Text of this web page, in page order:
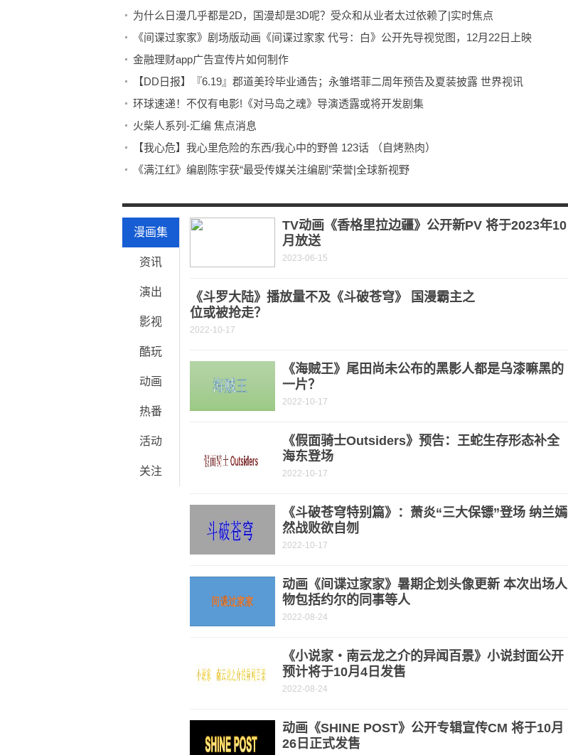
为什么日漫几乎都是2D，国漫却是3D呢？受众和从业者太过依赖了|实时焦点
《间谍过家家》剧场版动画《间谍过家家 代号：白》公开先导视觉图，12月22日上映
金融理财app广告宣传片如何制作
【DD日报】『6.19』郡道美玲毕业通告；永雏塔菲二周年预告及夏装披露 世界视讯
环球速递！不仅有电影!《对马岛之魂》导演透露或将开发剧集
火柴人系列-汇编 焦点消息
【我心危】我心里危险的东西/我心中的野兽 123话 （自烤熟肉）
《满江红》编剧陈宇获“最受传媒关注编剧”荣誉|全球新视野
漫画集
资讯
演出
影视
酷玩
动画
热番
活动
关注
TV动画《香格里拉边疆》公开新PV 将于2023年10
月放送
2023-06-15
《斗罗大陆》播放量不及《斗破苍穹》 国漫霸主之
位或被抢走？
2022-10-17
《海贼王》尾田尚未公布的黑影人都是乌漆嘛黑的
一片？
2022-10-17
《假面骑士Outsiders》预告：王蛇生存形态补全
海东登场
2022-10-17
《斗破苍穹特别篇》：萧炎“三大保镖”登场 纳兰嫣
然战败欲自刎
2022-10-17
动画《间谍过家家》暑期企划头像更新 本次出场人
物包括约尔的同事等人
2022-08-24
《小说家・南云龙之介的异闻百景》小说封面公开
预计将于10月4日发售
2022-08-24
动画《SHINE POST》公开专辑宣传CM 将于10月
26日正式发售